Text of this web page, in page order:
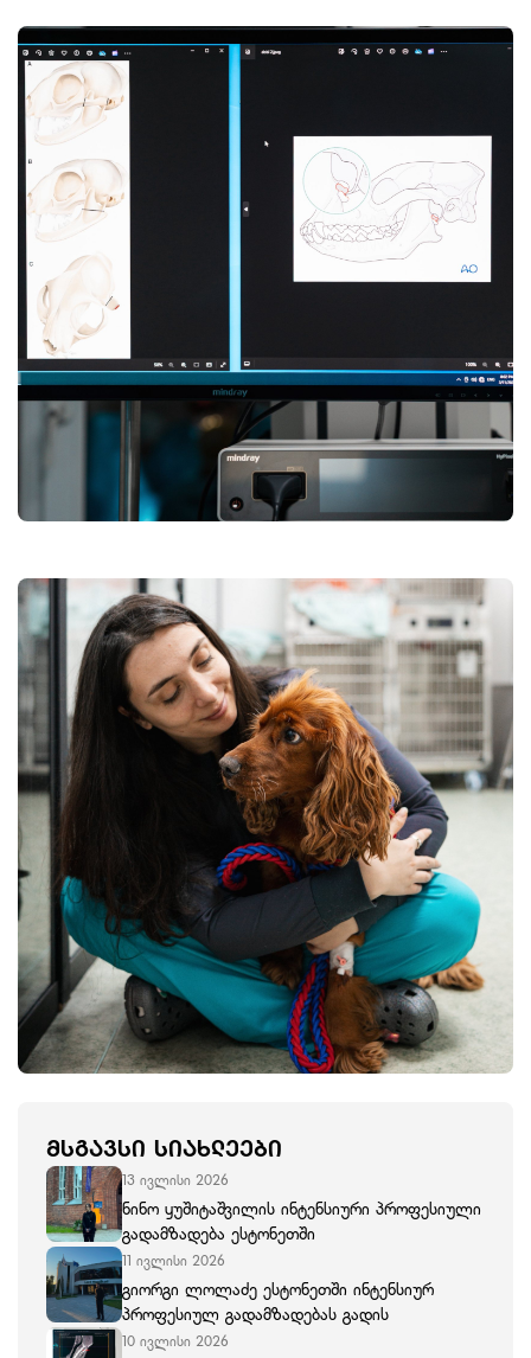
ᲛᲡᲒᲐᲕᲡᲘ ᲡᲘᲐᲮᲚᲔᲔᲑᲘ
13 ივლისი 2026
ნინო ყუშიტაშვილის ინტენსიური პროფესიული
გადამზადება ესტონეთში
11 ივლისი 2026
გიორგი ლოლაძე ესტონეთში ინტენსიურ
პროფესიულ გადამზადებას გადის
10 ივლისი 2026